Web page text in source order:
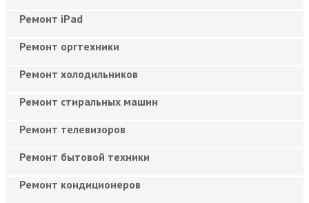
Ремонт iPad
Ремонт оргтехники
Ремонт холодильников
Ремонт стиральных машин
Ремонт телевизоров
Ремонт бытовой техники
Ремонт кондиционеров